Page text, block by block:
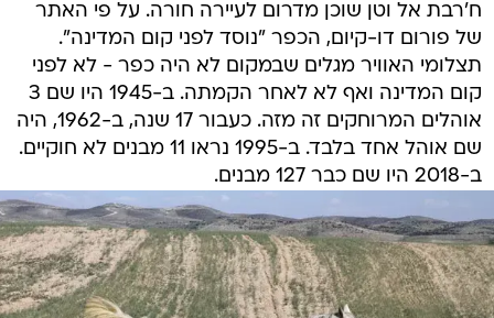
ח'רבת אל וטן שוכן מדרום לעיירה חורה. על פי האתר
של פורום דו-קיום, הכפר "נוסד לפני קום המדינה".
תצלומי האוויר מגלים שבמקום לא היה כפר - לא לפני
קום המדינה ואף לא לאחר הקמתה. ב-1945 היו שם 3
אוהלים המרוחקים זה מזה. כעבור 17 שנה, ב-1962, היה
שם אוהל אחד בלבד. ב-1995 נראו 11 מבנים לא חוקיים.
ב-2018 היו שם כבר 127 מבנים.